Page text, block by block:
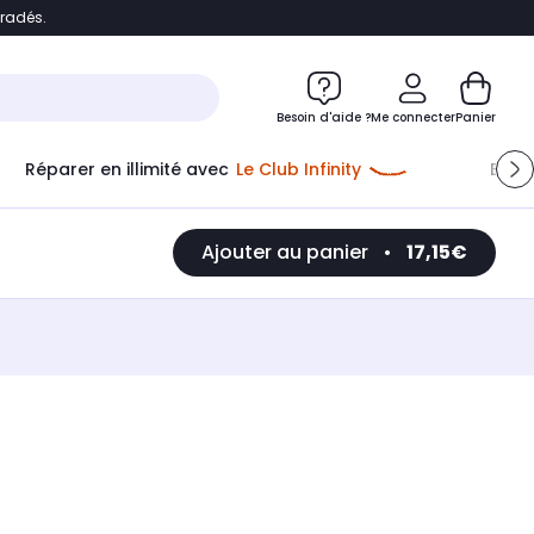
Accéder directement au chatbot
Besoin d'aide ?Me connecterPanier
Réparer en illimité avec Le Club Infinity
Ajouter au panier • 17,15€